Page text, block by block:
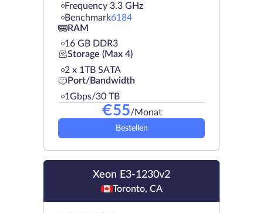
Frequency 3.3 GHz
Benchmark6184
RAM
16 GB DDR3
Storage (Max 4)
2 х 1TB SATA
Port/Bandwidth
1Gbps/30 TB
€55/Monat
Bestellen
Xeon E3-1230v2
Toronto, CA